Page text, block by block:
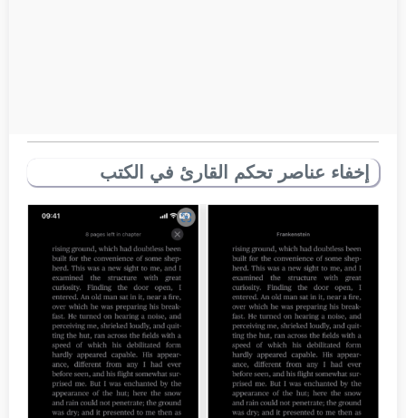
إخفاء عناصر تحكم القارئ في الكتب